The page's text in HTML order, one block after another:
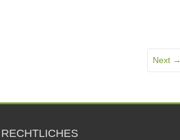
Next →
RECHTLICHES